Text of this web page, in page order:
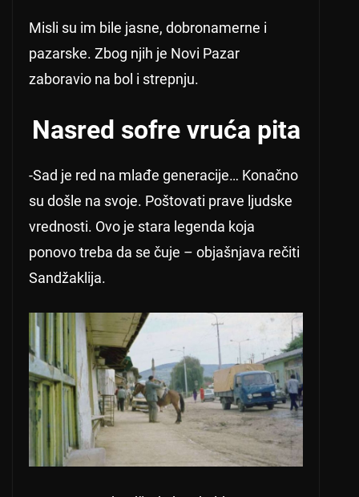
Misli su im bile jasne, dobronamerne i
pazarske. Zbog njih je Novi Pazar
zaboravio na bol i strepnju.
Nasred sofre vruća pita
-Sad je red na mlađe generacije… Konačno
su došle na svoje. Poštovati prave ljudske
vrednosti. Ovo je stara legenda koja
ponovo treba da se čuje – objašnjava rečiti
Sandžaklija.